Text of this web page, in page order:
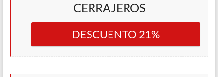
CERRAJEROS
DESCUENTO 21%